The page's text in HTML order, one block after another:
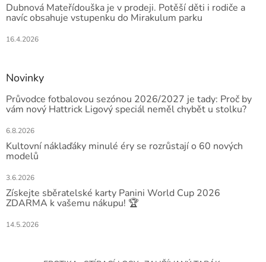
Dubnová Mateřídouška je v prodeji. Potěší děti i rodiče a
navíc obsahuje vstupenku do Mirakulum parku
16.4.2026
Novinky
Průvodce fotbalovou sezónou 2026/2027 je tady: Proč by
vám nový Hattrick Ligový speciál neměl chybět u stolku?
6.8.2026
Kultovní náklaďáky minulé éry se rozrůstají o 60 nových
modelů
3.6.2026
Získejte sběratelské karty Panini World Cup 2026
ZDARMA k vašemu nákupu! 🏆
14.5.2026